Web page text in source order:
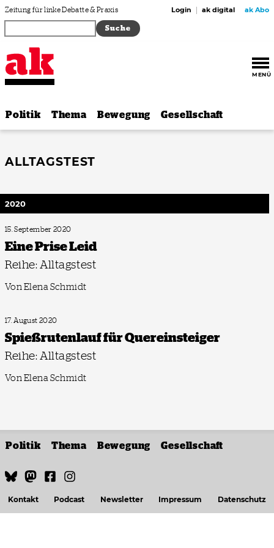
Zum Inhalt springen
Zeitung für linke Debatte & Praxis Login ak digital ak Abo
MENÜ
Politik Thema Bewegung Gesellschaft
ALLTAGSTEST
2020
15. September 2020
Eine Prise Leid
Reihe: Alltagstest
Von Elena Schmidt
17. August 2020
Spießrutenlauf für Quereinsteiger
Reihe: Alltagstest
Von Elena Schmidt
Politik Thema Bewegung Gesellschaft
Kontakt Podcast Newsletter Impressum Datenschutz